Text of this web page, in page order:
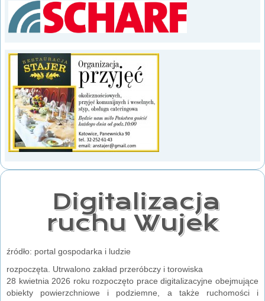
Digitalizacja
ruchu Wujek
źródło: portal gospodarka i ludzie
rozpoczęta. Utrwalono zakład przeróbczy i torowiska
28 kwietnia 2026 roku rozpoczęto prace digitalizacyjne obejmujące
obiekty powierzchniowe i podziemne, a także ruchomości i